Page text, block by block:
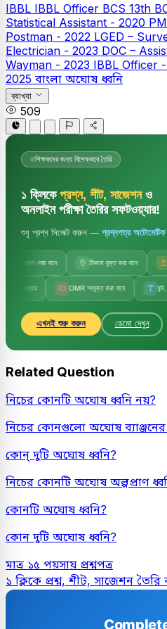
IBBL IBBL Officer BCS 13th
Statistical Assistant - 2020
Postman - 2022 LGED –
Electrician - 2023 DOC –
Wayman - 2023 IBBL Officer
2025 বাংলা অঘোষ ধ্বনি
ব্যাখ্যা
509
শিক্ষকদের জন্য বিশেষভাবে তৈরি
১ ক্লিকে প্রশ্ন, শীট, সাজেশনও
অনলাইন পরীক্ষা তৈরির সফটওয়্যার!
শুধু প্রশ্ন সিলেক্ট করুন — প্রশ্নপত্র অটোমেটিক
জলছাপ দেয়া যাবে ঠিকানা যুক্ত করা যাবে
OMR সংযুক্ত করা যাবে ফন্ট,
এখনই শুরু করুন ডেমো দেখুন
Related Question
নিচের কোনটি অঘোষ ধ্বনি নয়?
নিচের কোনগুলো অঘোষ
কোন্ দুটি অঘোষ ধ্বনি?
নিচের কোনটি অঘোষ অল্পপ্রাণ
কোনটি অঘোষ ধ্বনি?
কোন দুটি অঘোষ ধ্বনি?
মাত্র ১৫ পয়সায় প্রশ্নপত্র
১ ক্লিকে প্রশ্ন, শীট, সাজেশন